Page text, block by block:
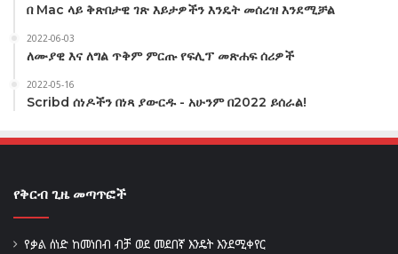
በ Mac ላይ ቅጽበታዊ ገጽ እይታዎችን እንዴት መሰረዝ እንደሚቻል
2022-06-03
ለሙያዊ እና ለግል ጥቅም ምርጡ የፍሊፕ መጽሐፍ ሰሪዎች
2022-05-16
Scribd ሰነዶችን በነጻ ያውርዱ - አሁንም በ2022 ይሰራል!
የቅርብ ጊዜ መጣጥፎች
የቃል ሰነድ ከመነበብ ብቻ ወደ መደበኛ እንዴት እንደሚቀየር